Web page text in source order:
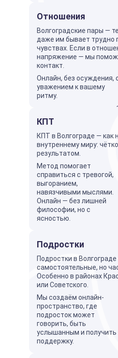
Отношения
Волгоградские пары —
даже им бывает трудно
чувствах. Если в
напряжение — мы
контакт.
Онлайн, без осуждения,
уважением к вашему
ритму.
КПТ
КПТ в Волгограде — как
внутреннему миру:
результатом.
Метод помогает
справиться с тревогой,
выгоранием,
навязчивыми мыслями.
Онлайн — без лишней
философии, но с
ясностью.
Подростки
Подростки в
самостоятельные, но
Особенно в районах
или Советского.
Мы создаём онлайн-
пространство, где
подросток может
говорить, быть
услышанным и получить
поддержку.